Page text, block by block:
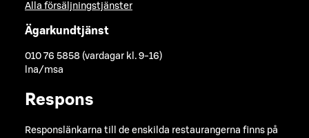
Alla försäljningstjänster
Ägarkundtjänst
010 76 5858 (vardagar kl. 9-16)
lna/msa
Respons
Responslänkarna till de enskilda restaurangerna finns på